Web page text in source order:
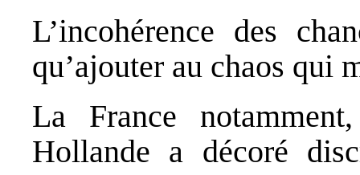
L’incohérence des
qu’ajouter au chaos qui
La France
Hollande a décoré